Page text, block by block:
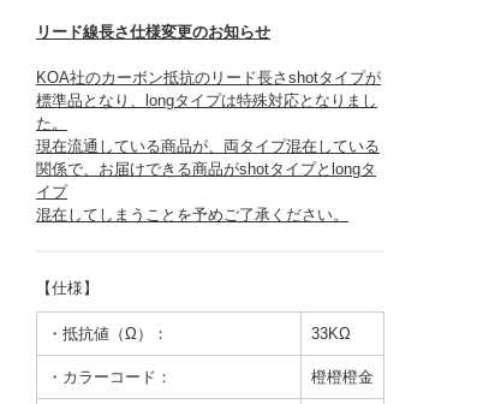
リード線長さ仕様変更のお知らせ
KOA社のカーボン抵抗のリード長さshotタイプが
標準品となり、longタイプは特殊対応となりまし
た。
現在流通している商品が、両タイプ混在している
関係で、お届けできる商品がshotタイプとlongタ
イプ
混在してしまうことを予めご了承ください。
【仕様】
・抵抗値（Ω）： 33KΩ
・カラーコード： 橙橙橙金